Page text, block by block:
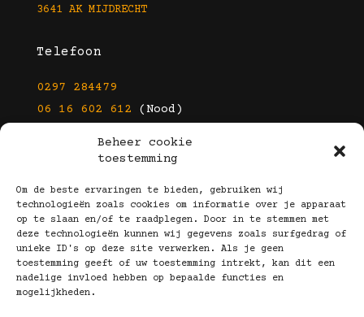
Beheer cookie
toestemming
Om de beste ervaringen te bieden, gebruiken wij
technologieën zoals cookies om informatie over je apparaat
op te slaan en/of te raadplegen. Door in te stemmen met
deze technologieën kunnen wij gegevens zoals surfgedrag of
unieke ID's op deze site verwerken. Als je geen
toestemming geeft of uw toestemming intrekt, kan dit een
nadelige invloed hebben op bepaalde functies en
mogelijkheden.
3641 AK MIJDRECHT
Telefoon
0297 284479
06 16 602 612 (Nood)
info@kootbrillen.nl
Volg Ons!